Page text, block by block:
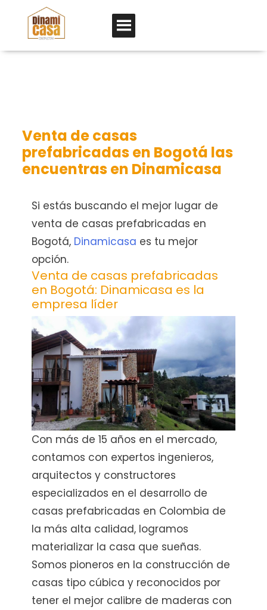
Venta de casas
prefabricadas en Bogotá las
encuentras en Dinamicasa
Si estás buscando el mejor lugar de
venta de casas prefabricadas en
Bogotá, Dinamicasa es tu mejor
opción.
Venta de casas prefabricadas
en Bogotá: Dinamicasa es la
empresa líder
Con más de 15 años en el mercado,
contamos con expertos ingenieros,
arquitectos y constructores
especializados en el desarrollo de
casas prefabricadas en Colombia de
la más alta calidad, logramos
materializar la casa que sueñas.
Somos pioneros en la construcción de
casas tipo cúbica y reconocidos por
tener el mejor calibre de maderas con